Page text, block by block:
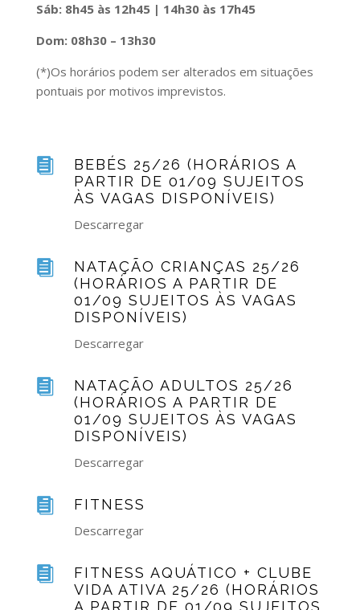
Sáb: 8h45 às 12h45 | 14h30 às 17h45
Dom: 08h30 – 13h30
(*)Os horários podem ser alterados em situações
pontuais por motivos imprevistos.

BEBÉS 25/26 (HORÁRIOS A
PARTIR DE 01/09 SUJEITOS
ÀS VAGAS DISPONÍVEIS)
Descarregar

NATAÇÃO CRIANÇAS 25/26
(HORÁRIOS A PARTIR DE
01/09 SUJEITOS ÀS VAGAS
DISPONÍVEIS)
Descarregar

NATAÇÃO ADULTOS 25/26
(HORÁRIOS A PARTIR DE
01/09 SUJEITOS ÀS VAGAS
DISPONÍVEIS)
Descarregar
 FITNESS
Descarregar

FITNESS AQUÁTICO + CLUBE
VIDA ATIVA 25/26 (HORÁRIOS
A PARTIR DE 01/09 SUJEITOS